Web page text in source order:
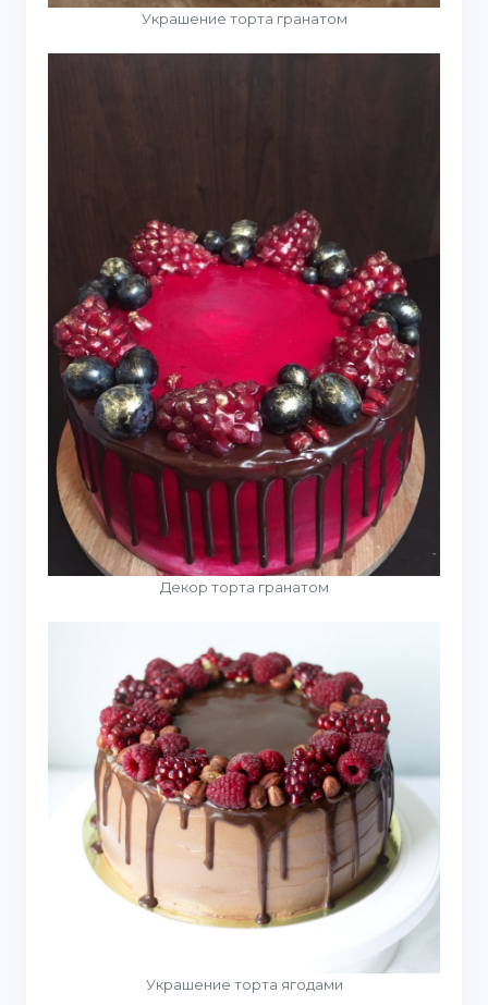
Украшение торта гранатом
Декор торта гранатом
Украшение торта ягодами